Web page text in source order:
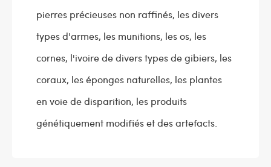
pierres précieuses non raffinés, les divers
types d'armes, les munitions, les os, les
cornes, l'ivoire de divers types de gibiers, les
coraux, les éponges naturelles, les plantes
en voie de disparition, les produits
génétiquement modifiés et des artefacts.